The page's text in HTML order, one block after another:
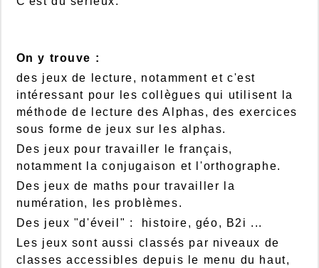
On y trouve :
des jeux de lecture, notamment et c'est
intéressant pour les collègues qui utilisent la
méthode de lecture des Alphas, des exercices
sous forme de jeux sur les alphas.
Des jeux pour travailler le français,
notamment la conjugaison et l'orthographe.
Des jeux de maths pour travailler la
numération, les problèmes.
Des jeux "d'éveil" : histoire, géo, B2i ...
Les jeux sont aussi classés par niveaux de
classes accessibles depuis le menu du haut,